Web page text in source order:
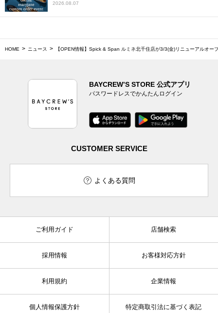
2026.08.07
HOME ニュース 【OPEN情報】Spick & Span ルミネ北千住店が3/3(金)リニューアルオー
BAYCREW’S STORE 公式アプリ
パスワードレスでかんたんログイン
CUSTOMER SERVICE
よくある質問
ご利用ガイド 店舗検索
採用情報 お客様対応方針
利用規約 企業情報
個人情報保護方針 特定商取引法に基づく表記